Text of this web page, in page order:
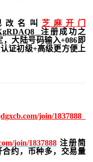
名叫 芝麻开门
注册成功之
大陆号码输入+086即
证初级+高级更方便上
join/1837888
join/1837888注册简
约， 币种多，交易量